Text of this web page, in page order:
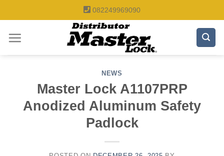
to
content
082249969090
NEWS
Master Lock A1107PRP
Anodized Aluminum Safety
Padlock